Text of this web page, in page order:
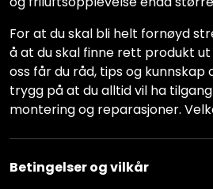
For at du skal bli helt fornøyd
å at du skal finne rett produkt ut
oss får du råd, tips og kunnskap
trygg på at du alltid vil ha
montering og reparasjoner.
Betingelser og vilkår